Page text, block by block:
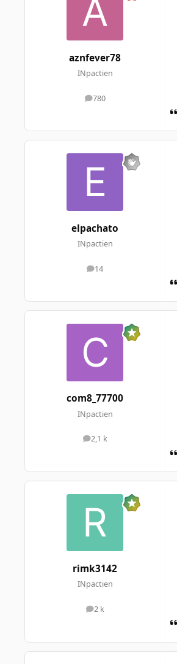
aznfever78
INpactien
780
messages
elpachato
INpactien
14
messages
com8_77700
INpactien
2,1 k
messages
rimk3142
INpactien
2 k
messages